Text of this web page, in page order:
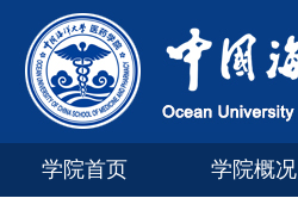
学院首页 学院概况